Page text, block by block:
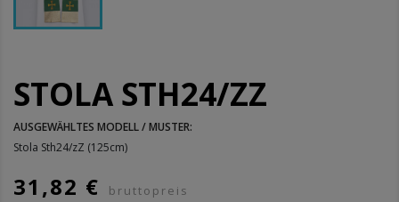
STOLA STH24/ZZ
AUSGEWÄHLTES MODELL / MUSTER:
Stola Sth24/zZ (125cm)
31,82 € bruttopreis